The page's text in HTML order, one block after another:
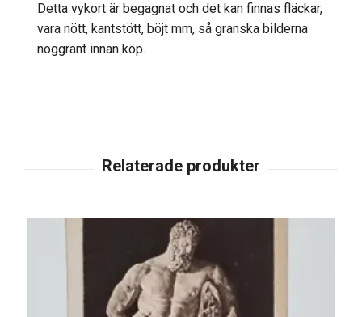
Detta vykort är begagnat och det kan finnas fläckar,
vara nött, kantstött, böjt mm, så granska bilderna
noggrant innan köp.